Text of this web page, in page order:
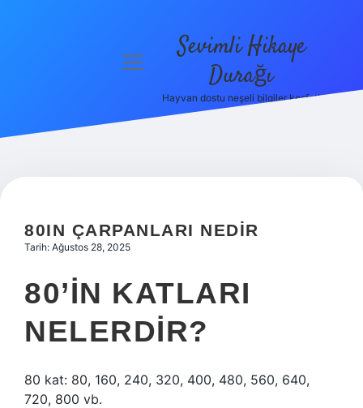
Hakkımızda
menüyü
Sevimli Hikaye
Durağı
Hayvan dostu neşeli bilgiler keşfet!
80IN ÇARPANLARI NEDIR
Tarih: Ağustos 28, 2025
80’IN KATLARI
NELERDIR?
80 kat: 80, 160, 240, 320, 400, 480, 560, 640,
720, 800 vb.